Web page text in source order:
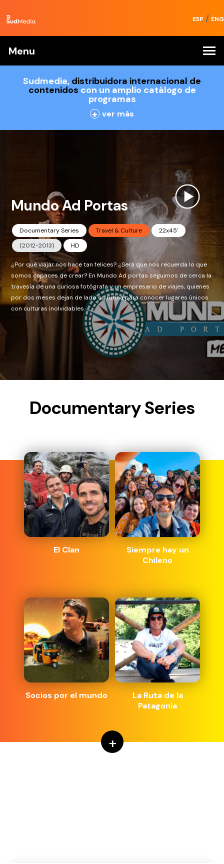
ESP / ENG
Menu
Sudmedia, distribuidora internacional de
contenidos con un amplio catálogo de
programas
+ ver más
Mundo Ad Portas
Documentary Series Travel & Culture
22x45'
(2012-2013)
HD
¿Por qué viajar nos hace tan felices? ¿Será que nos recuerda lo que
somos capaces de crear? En Mundo Ad portas seguimos de cerca la
travesía de una curiosa fotógrafa y un empresario de viajes, quienes
por dos meses dejan de lado su rutina para conocer lugares únicos
con culturas inolvidables.
Documentary Series
El Clan
Siempre hay un
Chileno
Socios por el mundo
La Ruta de la
Patagonia
+